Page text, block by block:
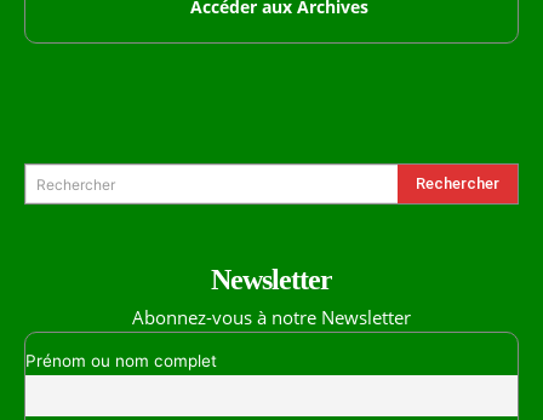
Accéder aux Archives
Rechercher Rechercher
Newsletter
Abonnez-vous à notre Newsletter
Prénom ou nom complet